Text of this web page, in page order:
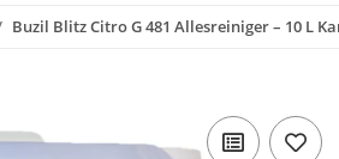
Buzil Blitz Citro G 481 Allesreiniger – 10 L